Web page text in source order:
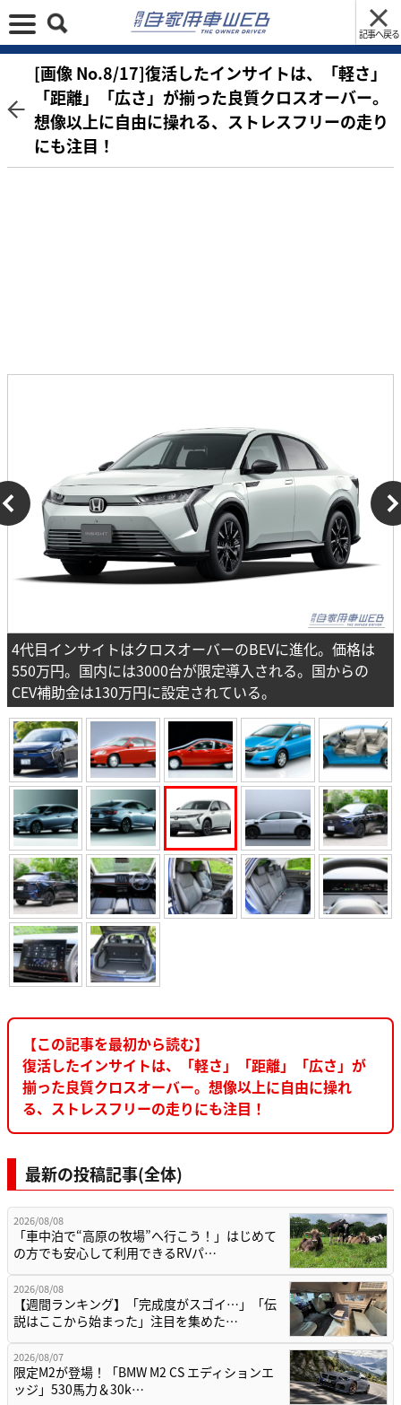
記事へ戻る
[画像 No.8/17]復活したインサイトは、「軽さ」
「距離」「広さ」が揃った良質クロスオーバー。
想像以上に自由に操れる、ストレスフリーの走り
にも注目！
4代目インサイトはクロスオーバーのBEVに進化。価格は
550万円。国内には3000台が限定導入される。国からの
CEV補助金は130万円に設定されている。
【この記事を最初から読む】
復活したインサイトは、「軽さ」「距離」「広さ」が
揃った良質クロスオーバー。想像以上に自由に操れ
る、ストレスフリーの走りにも注目！
最新の投稿記事(全体)
2026/08/08
「車中泊で“高原の牧場”へ行こう！」はじめて
の方でも安心して利用できるRVパ…
2026/08/08
【週間ランキング】「完成度がスゴイ…」「伝
説はここから始まった」注目を集めた…
2026/08/07
限定M2が登場！「BMW M2 CS エディションエ
ッジ」530馬力＆30k…